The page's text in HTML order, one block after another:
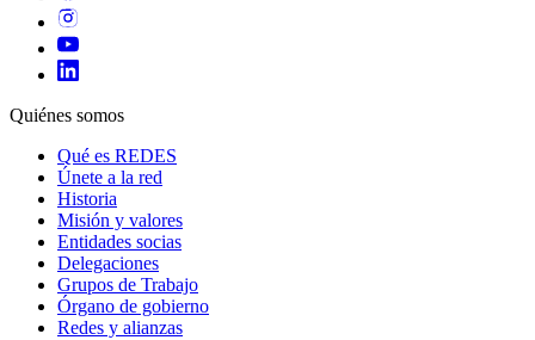
Quiénes somos
Qué es REDES
Únete a la red
Historia
Misión y valores
Entidades socias
Delegaciones
Grupos de Trabajo
Órgano de gobierno
Redes y alianzas